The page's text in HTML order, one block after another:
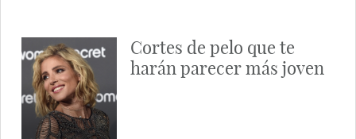
Cortes de pelo que te
harán parecer más joven